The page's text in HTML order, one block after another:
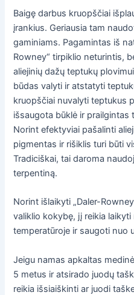
Baigę darbus kruopščiai
įrankius. Geriausia tam
gaminiams. Pagamintas iš
Rowney“ tirpiklio neturintis,
aliejinių dažų teptukų
būdas valyti ir atstatyti
kruopščiai nuvalyti teptukus
išsaugota būklė ir prailgintas
Norint efektyviai pašalinti
pigmentas ir rišiklis turi būti
Tradiciškai, tai daroma
terpentiną.
Norint išlaikyti „Daler-
valiklio kokybę, jį reikia
temperatūroje ir saugoti nuo
Jeigu namas apkaltas
5 metus ir atsirado juodų
reikia išsiaiškinti ar juodi